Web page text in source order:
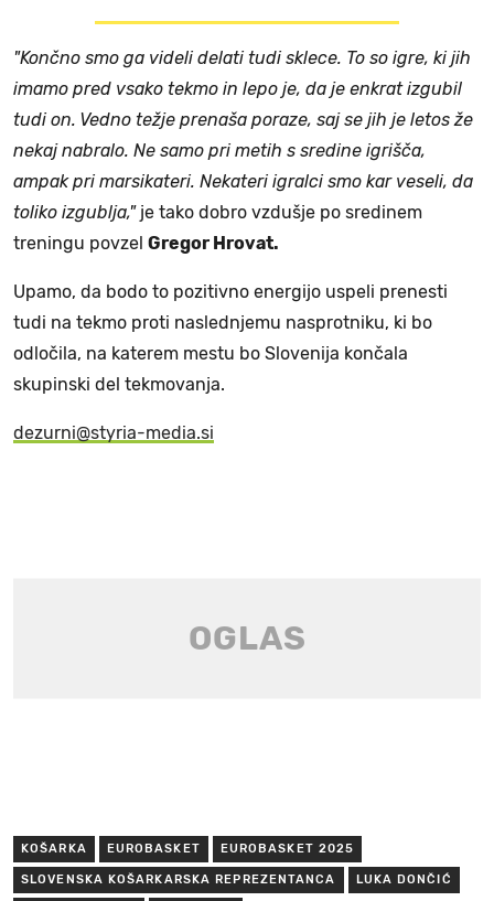
"Končno smo ga videli delati tudi sklece. To so igre, ki jih
imamo pred vsako tekmo in lepo je, da je enkrat izgubil
tudi on. Vedno težje prenaša poraze, saj se jih je letos že
nekaj nabralo. Ne samo pri metih s sredine igrišča,
ampak pri marsikateri. Nekateri igralci smo kar veseli, da
toliko izgublja," je tako dobro vzdušje po sredinem
treningu povzel Gregor Hrovat.
Upamo, da bodo to pozitivno energijo uspeli prenesti
tudi na tekmo proti naslednjemu nasprotniku, ki bo
odločila, na katerem mestu bo Slovenija končala
skupinski del tekmovanja.
dezurni@styria-media.si
KOŠARKA EUROBASKET EUROBASKET 2025
SLOVENSKA KOŠARKARSKA REPREZENTANCA LUKA DONČIĆ